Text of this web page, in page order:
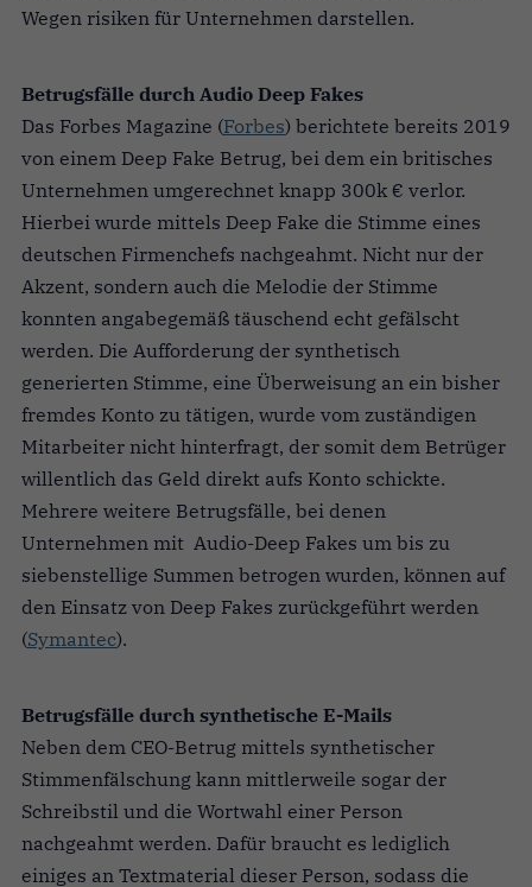
Wegen risiken für Unternehmen darstellen.
Betrugsfälle durch Audio Deep Fakes
Das Forbes Magazine (Forbes) berichtete bereits 2019
von einem Deep Fake Betrug, bei dem ein britisches
Unternehmen umgerechnet knapp 300k € verlor.
Hierbei wurde mittels Deep Fake die Stimme eines
deutschen Firmenchefs nachgeahmt. Nicht nur der
Akzent, sondern auch die Melodie der Stimme
konnten angabegemäß täuschend echt gefälscht
werden. Die Aufforderung der synthetisch
generierten Stimme, eine Überweisung an ein bisher
fremdes Konto zu tätigen, wurde vom zuständigen
Mitarbeiter nicht hinterfragt, der somit dem Betrüger
willentlich das Geld direkt aufs Konto schickte.
Mehrere weitere Betrugsfälle, bei denen
Unternehmen mit Audio-Deep Fakes um bis zu
siebenstellige Summen betrogen wurden, können auf
den Einsatz von Deep Fakes zurückgeführt werden
(Symantec).
Betrugsfälle durch synthetische E-Mails
Neben dem CEO-Betrug mittels synthetischer
Stimmenfälschung kann mittlerweile sogar der
Schreibstil und die Wortwahl einer Person
nachgeahmt werden. Dafür braucht es lediglich
einiges an Textmaterial dieser Person, sodass die